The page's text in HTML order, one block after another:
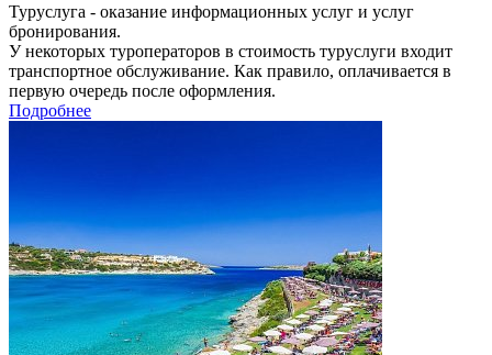
Туруслуга - оказание информационных услуг и услуг
бронирования.
У некоторых туроператоров в стоимость туруслуги входит
транспортное обслуживание. Как правило, оплачивается в
первую очередь после оформления.
Подробнее